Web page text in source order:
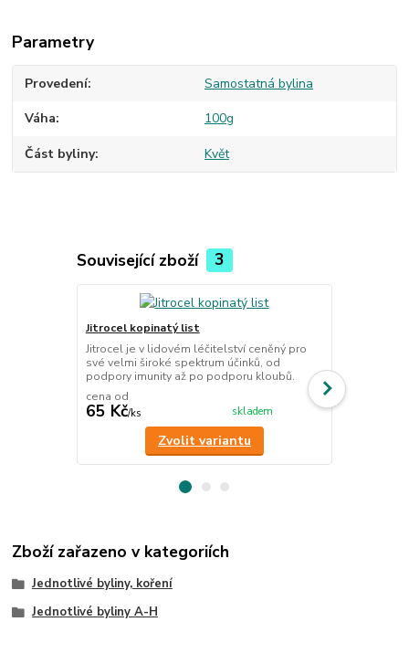
Parametry
Provedení Samostatná bylina
Váha 100g
Část byliny Květ
Související zboží 3
Jitrocel kopinatý list
Jitrocel je v lidovém léčitelství ceněný pro
své velmi široké spektrum účinků, od
podpory imunity až po podporu kloubů.
cena od
65 Kč/ks skladem
Zvolit variantu
užívat
Zboží zařazeno v kategoriích
Jednotlivé byliny, koření
Jednotlivé byliny A-H